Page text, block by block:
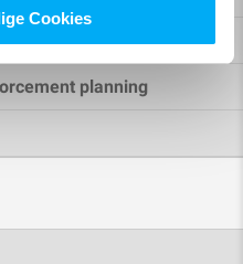
Cookies
planning